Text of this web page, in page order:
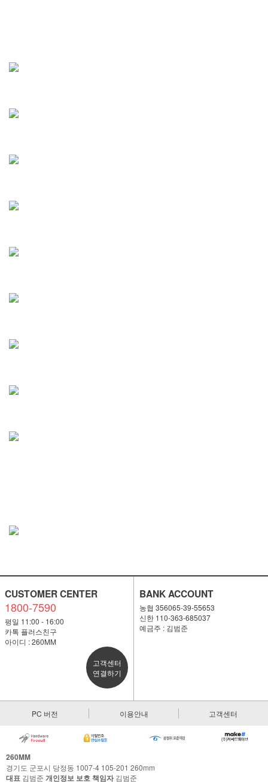
CUSTOMER CENTER
1800-7590
평일 11:00 - 16:00
카톡 플러스친구
아이디 : 260MM
고객센터
연결하기
BANK ACCOUNT
농협 356065-39-55653
신한 110-363-685037
예금주 : 김범준
PC 버전 이용안내 고객센터
260MM
경기도 군포시 당정동 1007-4 105-201 260mm
대표 김범준 개인정보 보호 책임자김범준